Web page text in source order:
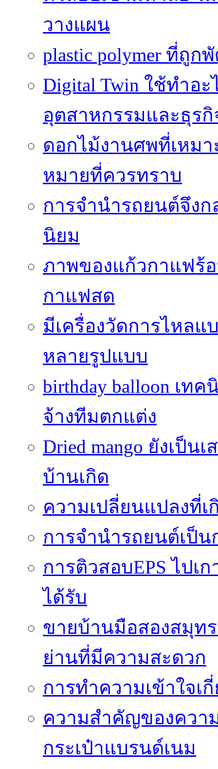
วางแผน
plastic polymer ที่ถู
Digital Twin ใช้ทำอ
อุตสาหกรรมและธุรกิ
ดอกไม้งานศพที่เหม
หมายที่ควรทราบ
การจำนำรถยนต์จึงก
นิยม
ภาพของแก้วกาแฟร้
กาแฟสด
มีเครื่องวัดการไหล
หลายรูปแบบ
birthday balloon เท
จ้างทีมตกแต่ง
Dried mango ยังเป็น
บ้านเกิด
ความเปลี่ยนแปลงที่
การจำนำรถยนต์เป็
การติวสอบEPS ไป
ได้รับ
ขายบ้านมือสองสมุท
ย่านที่มีความสะดวก
การทำความเข้าใจเ
ความสำคัญของควา
กระเป๋าแบรนด์เนม